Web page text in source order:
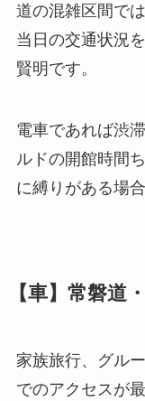
道の混雑区間で
当日の交通状況
賢明です。
電車であれば渋
ルドの開館時間
に縛りがある場
【車】常磐道
家族旅行、グル
でのアクセスが